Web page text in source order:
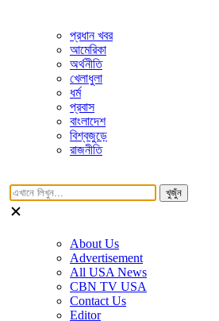
প্রধান খবর
আমেরিকা
অর্থনীতি
খেলাধুলা
ধর্ম
প্রবাস
বাংলাদেশ
বিশ্বজুড়ে
রাজনীতি
খুজুঁন
About Us
Advertisement
All USA News
CBN TV USA
Contact Us
Editor